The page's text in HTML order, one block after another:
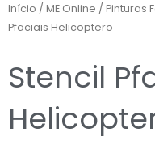
Início / ME Online / Pinturas
Pfaciais Helicoptero
Stencil